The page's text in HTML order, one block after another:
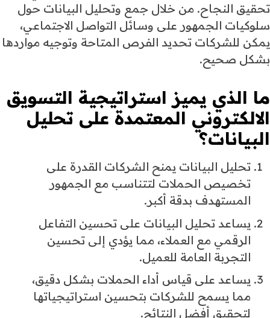
تحقيق النجاح. من خلال جمع وتحليل البيانات حول
سلوكيات الجمهور على وسائل التواصل الاجتماعي،
يمكن للشركات تحديد الفرص المتاحة وتوجيه مواردها
بشكل صحيح.
ما الذي يميز استراتيجية التسويق
الالكتروني المعتمدة على تحليل
البيانات؟
تحليل البيانات يمنح الشركات القدرة على
تخصيص الحملات لتتناسب مع الجمهور
المستهدف بدقة أكبر.
يساعد تحليل البيانات على تحسين التفاعل
الرقمي مع العملاء، مما يؤدي إلى تحسين
التجربة العامة للعميل.
يساعد على قياس أداء الحملات بشكل دقيق،
مما يسمح للشركات بتحسين استراتيجياتها
لتحقيق أفضل النتائج.